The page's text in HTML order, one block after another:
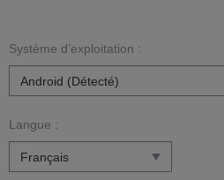
Système d’exploitation :
Langue :